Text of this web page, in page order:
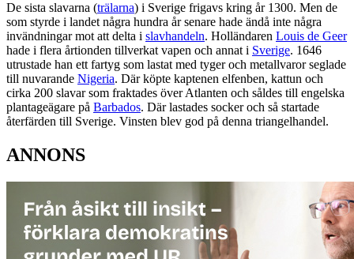
De sista slavarna (trälarna) i Sverige frigavs kring år 1300. Men de
som styrde i landet några hundra år senare hade ändå inte några
invändningar mot att delta i slavhandeln. Holländaren Louis de Geer
hade i flera årtionden tillverkat vapen och annat i Sverige. 1646
utrustade han ett fartyg som lastat med tyger och metallvaror seglade
till nuvarande Nigeria. Där köpte kaptenen elfenben, kattun och
cirka 200 slavar som fraktades över Atlanten och såldes till engelska
plantageägare på Barbados. Där lastades socker och så startade
återfärden till Sverige. Vinsten blev god på denna triangelhandel.
ANNONS